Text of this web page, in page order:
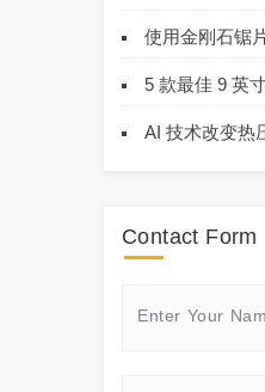
使用金刚石锯
5 款最佳 9 英
AI 技术改变热
Contact Form